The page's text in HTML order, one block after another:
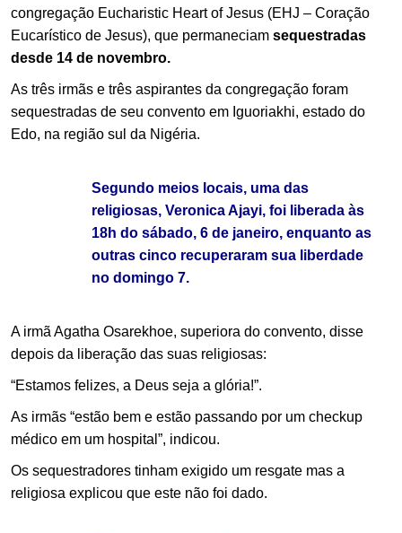
congregação Eucharistic Heart of Jesus (EHJ – Coração
Eucarístico de Jesus), que permaneciam sequestradas
desde 14 de novembro.
As três irmãs e três aspirantes da congregação foram
sequestradas de seu convento em Iguoriakhi, estado do
Edo, na região sul da Nigéria.
Segundo meios locais, uma das
religiosas, Veronica Ajayi, foi liberada às
18h do sábado, 6 de janeiro, enquanto as
outras cinco recuperaram sua liberdade
no domingo 7.
A irmã Agatha Osarekhoe, superiora do convento, disse
depois da liberação das suas religiosas:
“Estamos felizes, a Deus seja a glória!”.
As irmãs “estão bem e estão passando por um checkup
médico em um hospital”, indicou.
Os sequestradores tinham exigido um resgate mas a
religiosa explicou que este não foi dado.